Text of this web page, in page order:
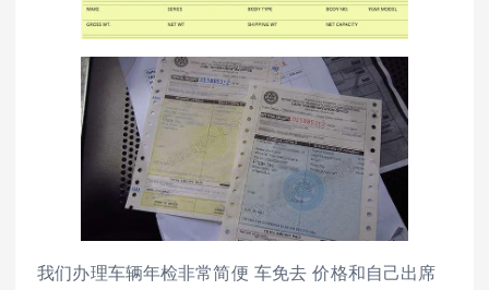
我们办理车辆年检非常简便 车免去 价格和自己出席